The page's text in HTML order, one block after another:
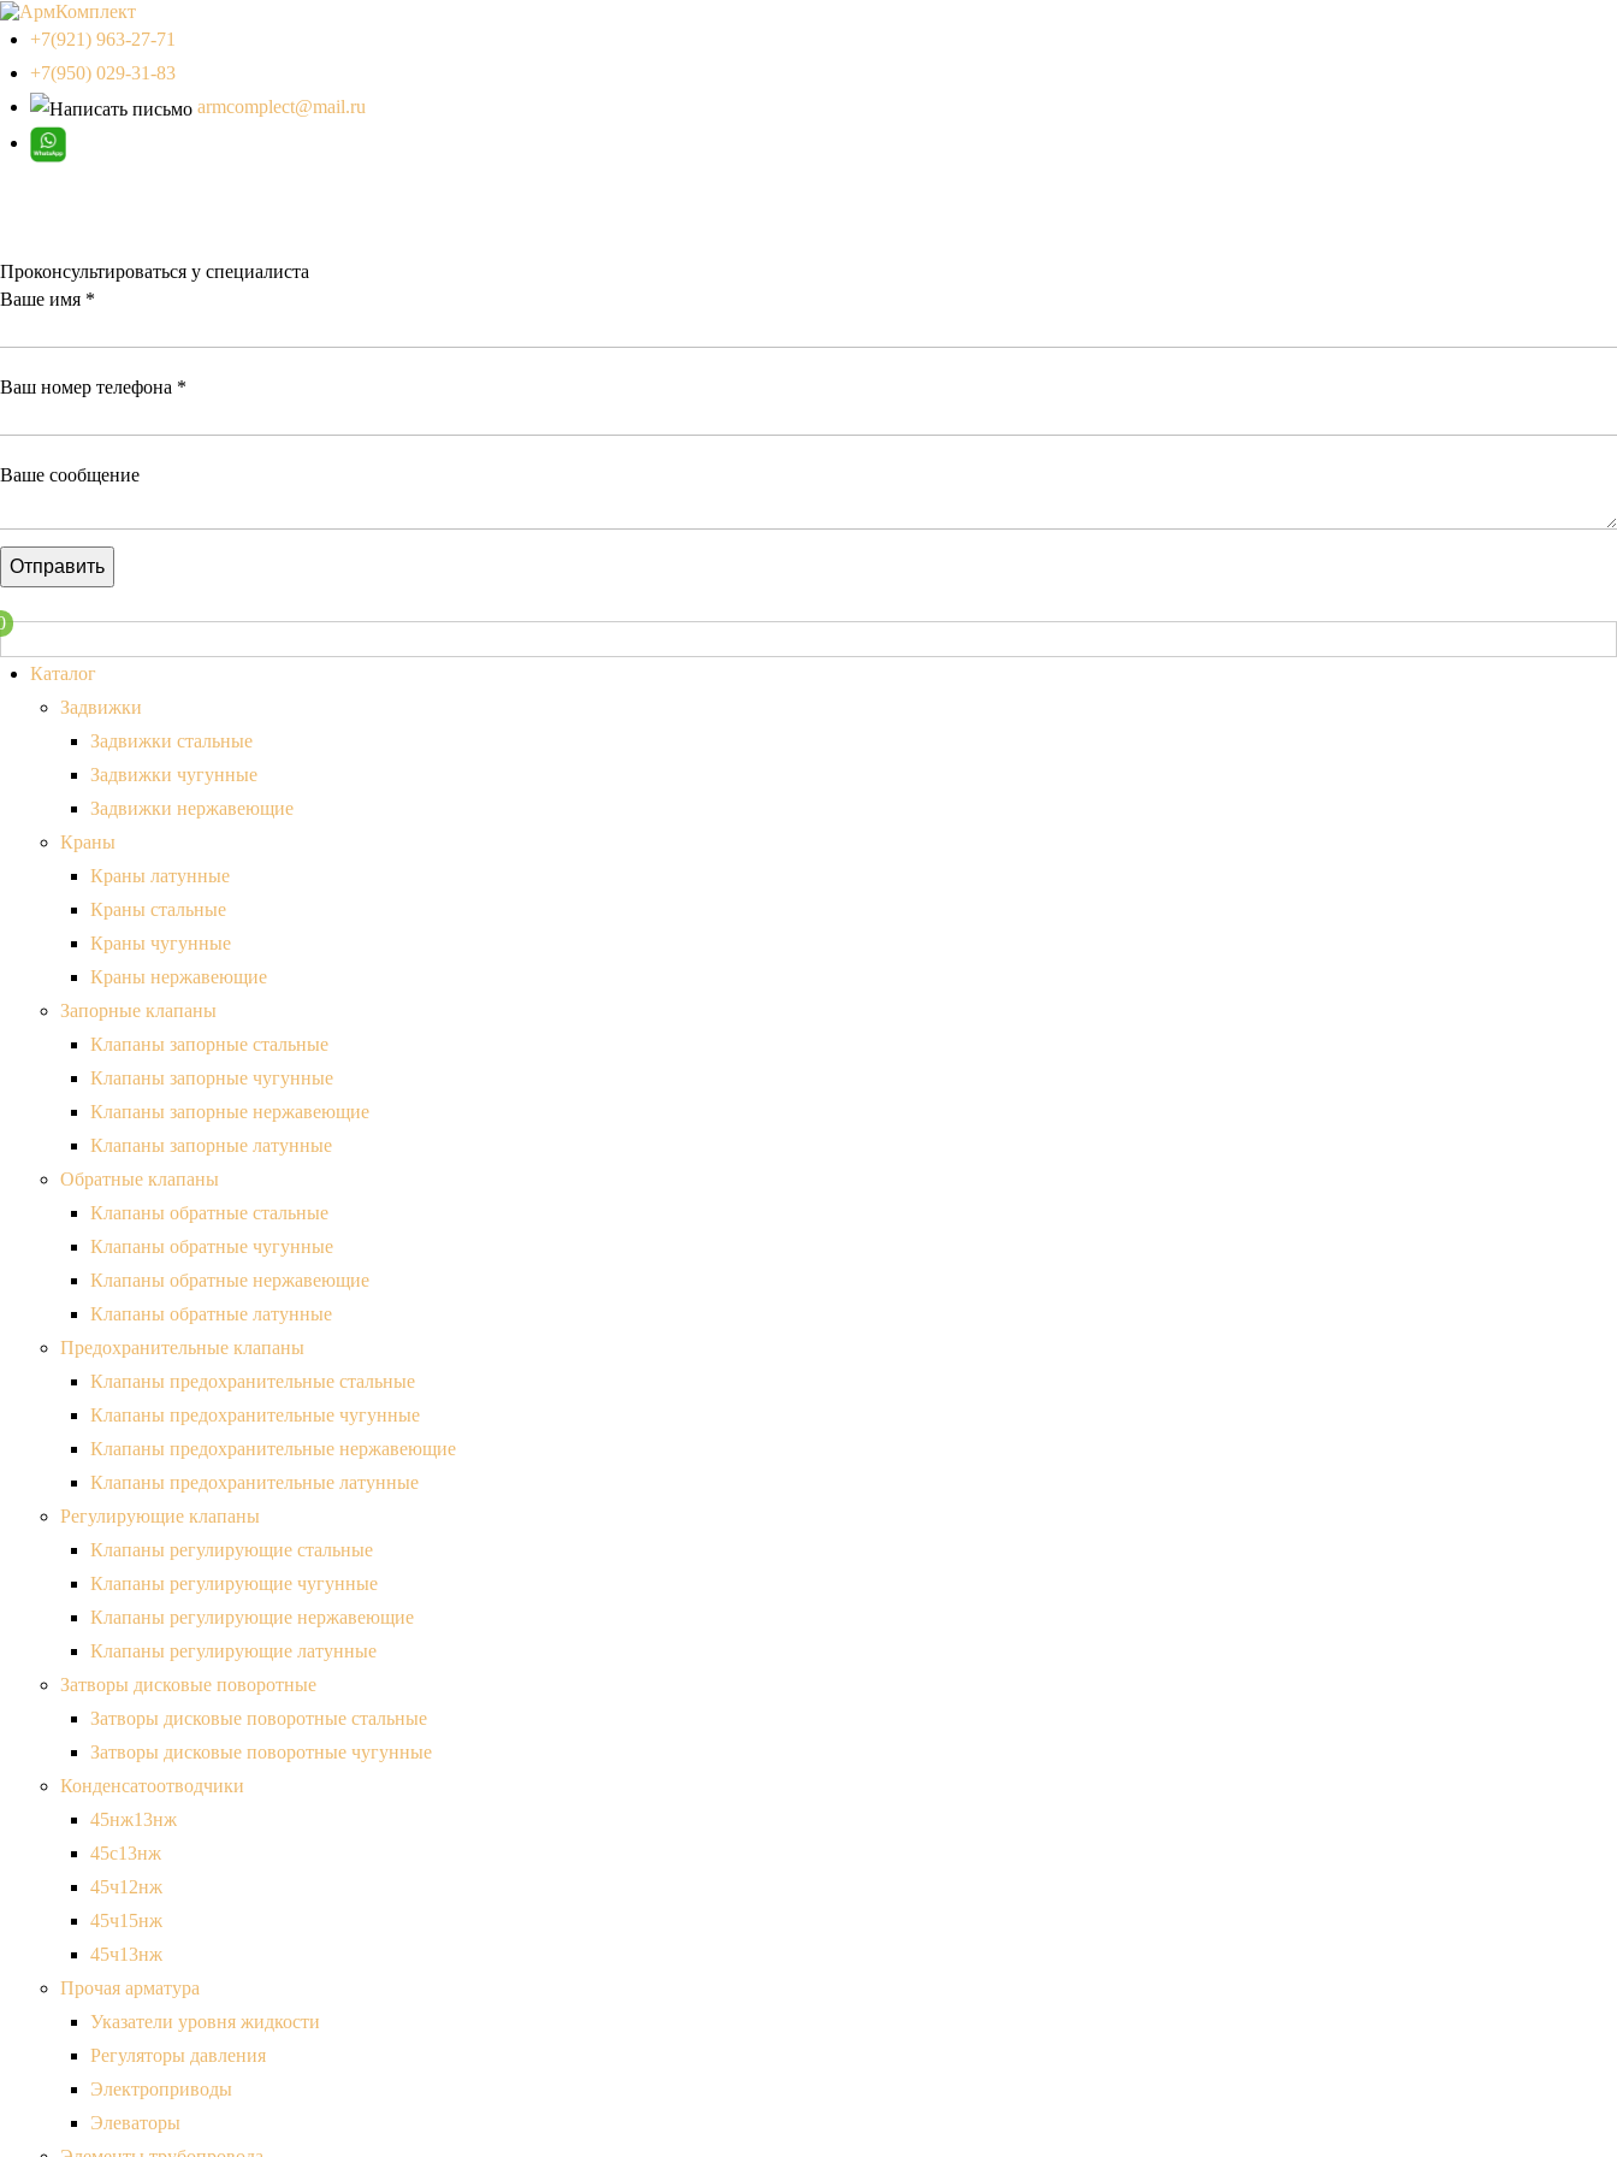
+7(921) 963-27-71
+7(950) 029-31-83
armcomplect@mail.ru
Проконсультироваться у специалиста
Ваше имя *
Ваш номер телефона *
Ваше сообщение
Отправить
Каталог
Задвижки
Задвижки стальные
Задвижки чугунные
Задвижки нержавеющие
Краны
Краны латунные
Краны стальные
Краны чугунные
Краны нержавеющие
Запорные клапаны
Клапаны запорные стальные
Клапаны запорные чугунные
Клапаны запорные нержавеющие
Клапаны запорные латунные
Обратные клапаны
Клапаны обратные стальные
Клапаны обратные чугунные
Клапаны обратные нержавеющие
Клапаны обратные латунные
Предохранительные клапаны
Клапаны предохранительные стальные
Клапаны предохранительные чугунные
Клапаны предохранительные нержавеющие
Клапаны предохранительные латунные
Регулирующие клапаны
Клапаны регулирующие стальные
Клапаны регулирующие чугунные
Клапаны регулирующие нержавеющие
Клапаны регулирующие латунные
Затворы дисковые поворотные
Затворы дисковые поворотные стальные
Затворы дисковые поворотные чугунные
Конденсатоотводчики
45нж13нж
45с13нж
45ч12нж
45ч15нж
45ч13нж
Прочая арматура
Указатели уровня жидкости
Регуляторы давления
Электроприводы
Элеваторы